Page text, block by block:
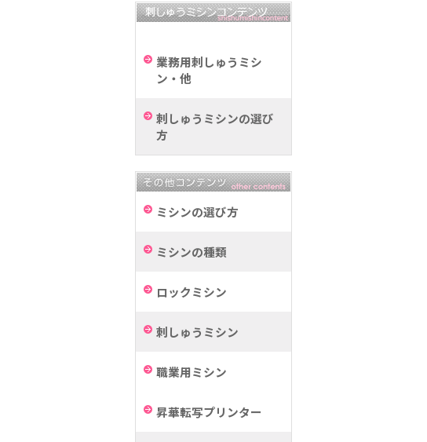
業務用刺しゅうミシ
ン・他
刺しゅうミシンの選び
方
ミシンの選び方
ミシンの種類
ロックミシン
刺しゅうミシン
職業用ミシン
昇華転写プリンター